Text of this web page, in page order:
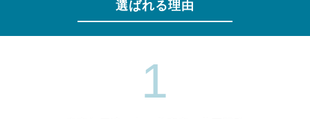
選ばれる理由
1